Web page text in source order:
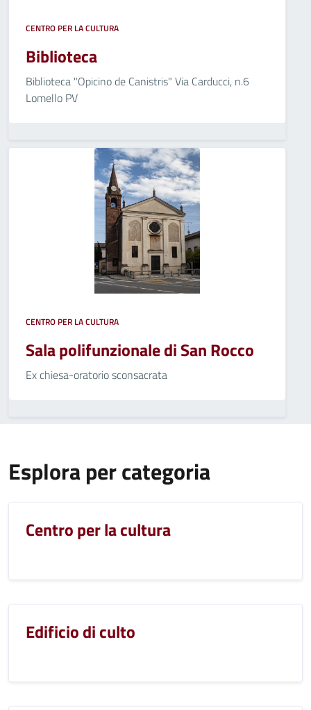
CENTRO PER LA CULTURA
Biblioteca
Biblioteca "Opicino de Canistris" Via Carducci, n.6
Lomello PV
CENTRO PER LA CULTURA
Sala polifunzionale di San Rocco
Ex chiesa-oratorio sconsacrata
Esplora per categoria
Centro per la cultura
Edificio di culto